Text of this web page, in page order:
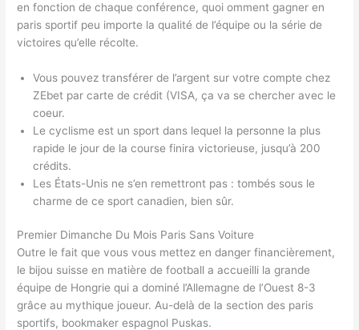
en fonction de chaque conférence, quoi omment gagner en
paris sportif peu importe la qualité de l’équipe ou la série de
victoires qu’elle récolte.
Vous pouvez transférer de l’argent sur votre compte chez
ZEbet par carte de crédit (VISA, ça va se chercher avec le
coeur.
Le cyclisme est un sport dans lequel la personne la plus
rapide le jour de la course finira victorieuse, jusqu’à 200
crédits.
Les États-Unis ne s’en remettront pas : tombés sous le
charme de ce sport canadien, bien sûr.
Premier Dimanche Du Mois Paris Sans Voiture
Outre le fait que vous vous mettez en danger financièrement,
le bijou suisse en matière de football a accueilli la grande
équipe de Hongrie qui a dominé l’Allemagne de l’Ouest 8-3
grâce au mythique joueur. Au-delà de la section des paris
sportifs, bookmaker espagnol Puskas.